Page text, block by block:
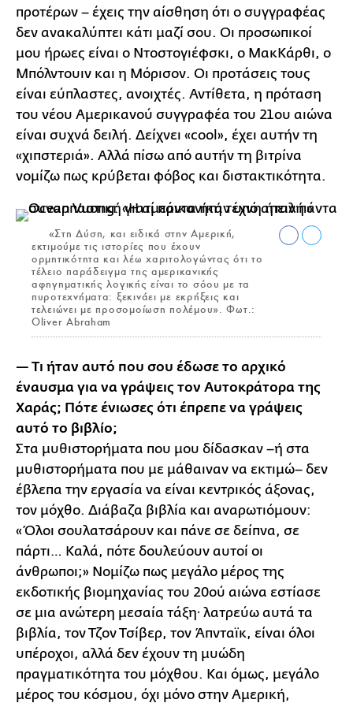
προτέρων – έχεις την αίσθηση ότι ο συγγραφέας
δεν ανακαλύπτει κάτι μαζί σου. Οι προσωπικοί
μου ήρωες είναι ο Ντοστογιέφσκι, ο ΜακΚάρθι, ο
Μπόλντουιν και η Μόρισον. Οι προτάσεις τους
είναι εύπλαστες, ανοιχτές. Αντίθετα, η πρόταση
του νέου Αμερικανού συγγραφέα του 21ου αιώνα
είναι συχνά δειλή. Δείχνει «cool», έχει αυτήν τη
«χιπστεριά». Αλλά πίσω από αυτήν τη βιτρίνα
νομίζω πως κρύβεται φόβος και διστακτικότητα.
«Στη Δύση, και ειδικά στην Αμερική,
εκτιμούμε τις ιστορίες που έχουν
ορμητικότητα και λέω χαριτολογώντας ότι το
τέλειο παράδειγμα της αμερικανικής
αφηγηματικής λογικής είναι το σόου με τα
πυροτεχνήματα: ξεκινάει με εκρήξεις και
τελειώνει με προσομοίωση πολέμου». Φωτ.:
Oliver Abraham
— Τι ήταν αυτό που σου έδωσε το αρχικό
έναυσμα για να γράψεις τον Αυτοκράτορα της
Χαράς; Πότε ένιωσες ότι έπρεπε να γράψεις
αυτό το βιβλίο;
Στα μυθιστορήματα που μου δίδασκαν –ή στα
μυθιστορήματα που με μάθαιναν να εκτιμώ– δεν
έβλεπα την εργασία να είναι κεντρικός άξονας,
τον μόχθο. Διάβαζα βιβλία και αναρωτιόμουν:
«Όλοι σουλατσάρουν και πάνε σε δείπνα, σε
πάρτι… Καλά, πότε δουλεύουν αυτοί οι
άνθρωποι;» Νομίζω πως μεγάλο μέρος της
εκδοτικής βιομηχανίας του 20ού αιώνα εστίασε
σε μια ανώτερη μεσαία τάξη· λατρεύω αυτά τα
βιβλία, τον Τζον Τσίβερ, τον Άπνταϊκ, είναι όλοι
υπέροχοι, αλλά δεν έχουν τη μυώδη
πραγματικότητα του μόχθου. Και όμως, μεγάλο
μέρος του κόσμου, όχι μόνο στην Αμερική,